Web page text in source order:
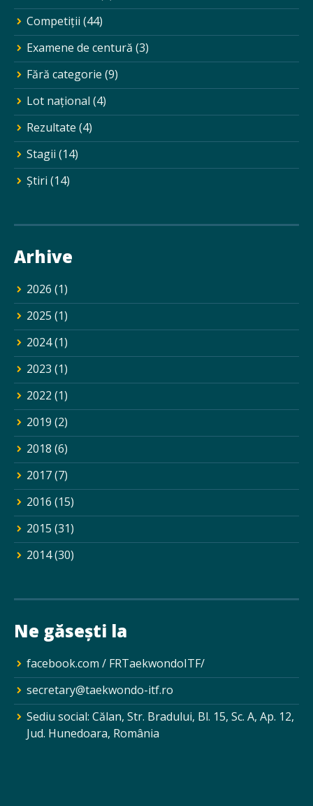
Competiții (44)
Examene de centură (3)
Fără categorie (9)
Lot național (4)
Rezultate (4)
Stagii (14)
Ştiri (14)
Arhive
2026 (1)
2025 (1)
2024(1)
2023 (1)
2022 (1)
2019 (2)
2018 (6)
2017(7)
2016 (15)
2015 (31)
2014(30)
Ne găsești la
facebook.com / FRTaekwondoITF/
secretary@taekwondo-itf.ro
Sediu social: Călan, Str. Bradului, Bl. 15, Sc. A, Ap. 12,
Jud. Hunedoara, România